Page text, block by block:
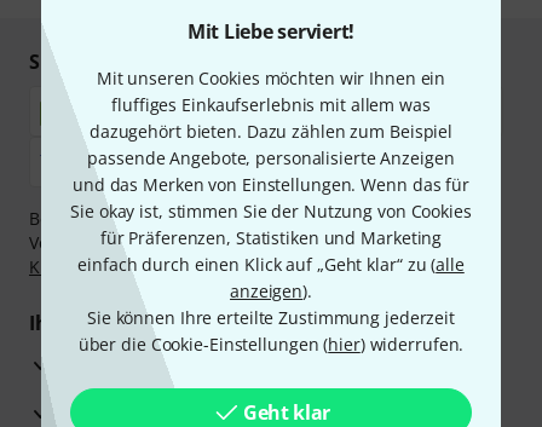
Mit Liebe serviert!
Mit unseren Cookies möchten wir Ihnen ein
fluffiges Einkaufserlebnis mit allem was
dazugehört bieten. Dazu zählen zum Beispiel
passende Angebote, personalisierte Anzeigen
und das Merken von Einstellungen. Wenn das für
Sie okay ist, stimmen Sie der Nutzung von Cookies
für Präferenzen, Statistiken und Marketing
einfach durch einen Klick auf „Geht klar“ zu (alle
anzeigen).
Sie können Ihre erteilte Zustimmung jederzeit
über die Cookie-Einstellungen (hier) widerrufen.
Geht klar
Sicher einkaufen & bezahlen
Bezahlen Sie vertraulich und sicher per Nachnahme,
Vorkasse, PayPal, Amazon Pay,Klarna Sofort bezahlen
Klarna Ratenzahlungoder Kreditkarte.
Ihre Vorteile
3 Jahre Thomann Garantie
30 Tage Money-Back-Garantie